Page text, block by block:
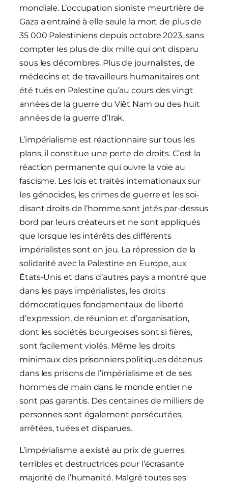
mondiale. L’occupation sioniste meurtrière de
Gaza a entraîné à elle seule la mort de plus de
35 000 Palestiniens depuis octobre 2023, sans
compter les plus de dix mille qui ont disparu
sous les décombres. Plus de journalistes, de
médecins et de travailleurs humanitaires ont
été tués en Palestine qu’au cours des vingt
années de la guerre du Viêt Nam ou des huit
années de la guerre d’Irak.
L’impérialisme est réactionnaire sur tous les
plans, il constitue une perte de droits. C’est la
réaction permanente qui ouvre la voie au
fascisme. Les lois et traités internationaux sur
les génocides, les crimes de guerre et les soi-
disant droits de l’homme sont jetés par-dessus
bord par leurs créateurs et ne sont appliqués
que lorsque les intérêts des différents
impérialistes sont en jeu. La répression de la
solidarité avec la Palestine en Europe, aux
États-Unis et dans d’autres pays a montré que
dans les pays impérialistes, les droits
démocratiques fondamentaux de liberté
d’expression, de réunion et d’organisation,
dont les sociétés bourgeoises sont si fières,
sont facilement violés. Même les droits
minimaux des prisonniers politiques détenus
dans les prisons de l’impérialisme et de ses
hommes de main dans le monde entier ne
sont pas garantis. Des centaines de milliers de
personnes sont également persécutées,
arrêtées, tuées et disparues.
L’impérialisme a existé au prix de guerres
terribles et destructrices pour l’écrasante
majorité de l’humanité. Malgré toutes ses